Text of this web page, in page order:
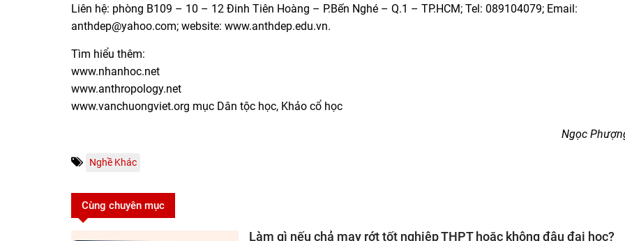
Liên hệ: phòng B109 – 10 – 12 Đinh Tiên Hoàng – P.Bến Nghé – Q.1 – TP.HCM; Tel: 089104079; Email:
anthdep@yahoo.com; website: www.anthdep.edu.vn.
Tìm hiểu thêm:
www.nhanhoc.net
www.anthropology.net
www.vanchuongviet.org mục Dân tộc học, Khảo cổ học
Ngọc
Nghề Khác
Cùng chuyên mục
Làm gì nếu chả may rớt tốt nghiệp THPT hoặc không đậu đại học?